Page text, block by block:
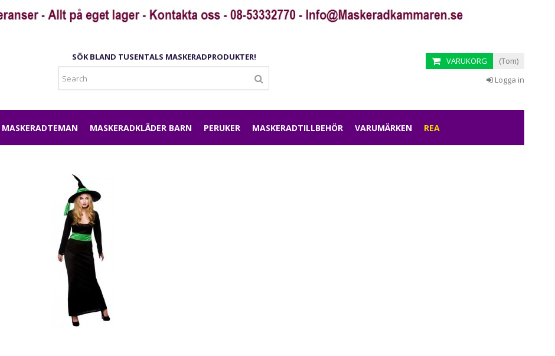
SÖK BLAND TUSENTALS MASKERADPRODUKTER! VARUKORG
(Tom)
Logga in
MASKERADTEMAN MASKERADKLÄDER BARN PERUKER MASKERADTILLBEHÖR VARUMÄRKEN REA